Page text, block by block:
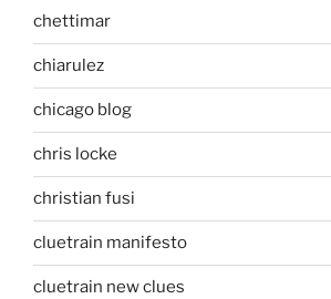
chettimar
chiarulez
chicago blog
chris locke
christian fusi
cluetrain manifesto
cluetrain new clues